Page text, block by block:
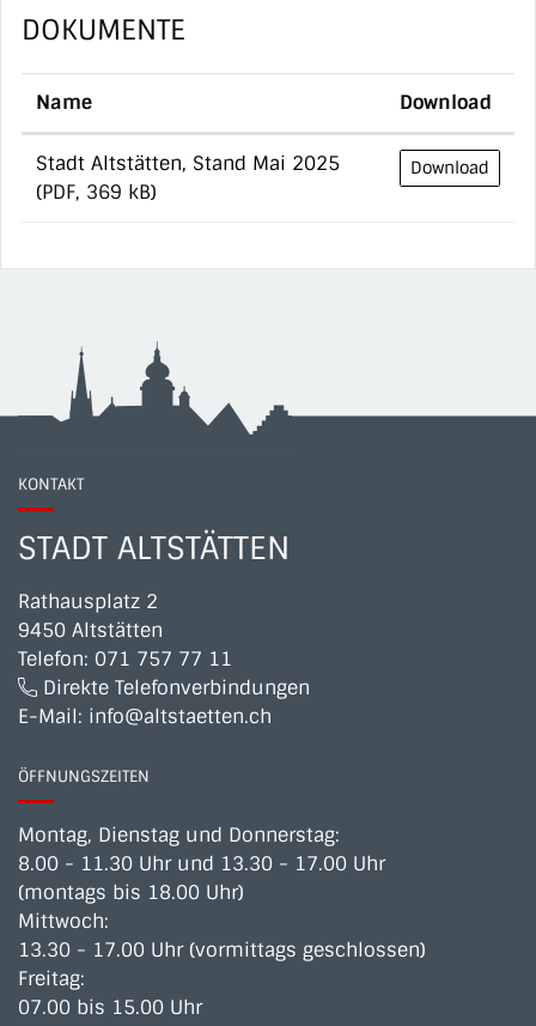
DOKUMENTE
Name Download
Stadt Altstätten, Stand Mai 2025
(PDF, 369 kB)
Download
KONTAKT
STADT ALTSTÄTTEN
Rathausplatz 2
9450 Altstätten
Telefon: 071 757 77 11
Direkte Telefonverbindungen
E-Mail: info@altstaetten.ch
ÖFFNUNGSZEITEN
Montag, Dienstag und Donnerstag:
8.00 - 11.30 Uhr und 13.30 - 17.00 Uhr
(montags bis 18.00 Uhr)
Mittwoch:
13.30 - 17.00 Uhr (vormittags geschlossen)
Freitag:
07.00 bis 15.00 Uhr